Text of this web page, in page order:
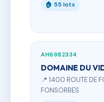
🏠 55 lots
AH6982334
DOMAINE DU
📍 1400 ROUTE DE
FONSORBES